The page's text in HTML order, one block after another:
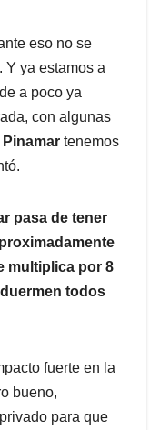
eso no se
Y ya estamos a
a poco ya
con algunas
Pinamar tenemos
pasa de tener
multiplica por 8
todos
fuerte en la
bueno,
para que